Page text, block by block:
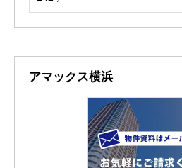
アマックス横浜